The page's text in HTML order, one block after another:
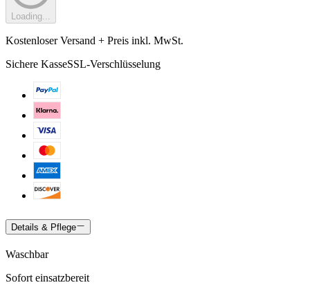
Loading...
Kostenloser Versand + Preis inkl. MwSt.
Sichere KasseSSL-Verschlüsselung
Details & Pflege
Waschbar
Sofort einsatzbereit